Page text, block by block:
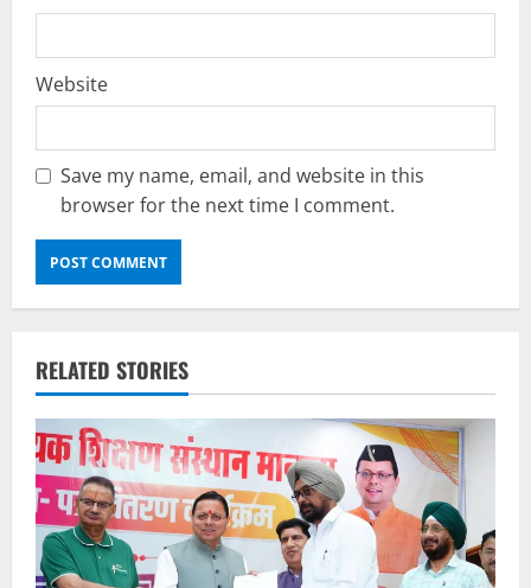
Website
Save my name, email, and website in this
browser for the next time I comment.
RELATED STORIES